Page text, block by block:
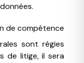
de compétence
sont régies
de litige, il sera